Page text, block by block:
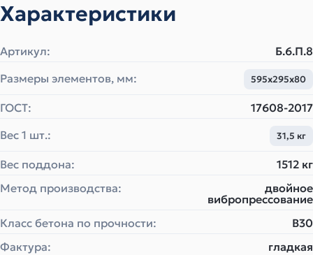
Характеристики
Артикул:
Б.6.П.8
Размеры элементов, мм:
595х295х80
ГОСТ:
17608-2017
Вес 1 шт.:
31,5 кг
Вес поддона:
1512 кг
Метод производства:
двойное
вибропрессование
Класс бетона по прочности:
B30
Фактура:
гладкая